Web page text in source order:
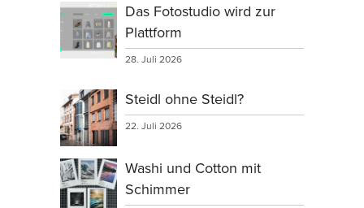
Das Fotostudio wird zur
Plattform
28. Juli 2026
Steidl ohne Steidl?
22. Juli 2026
Washi und Cotton mit
Schimmer